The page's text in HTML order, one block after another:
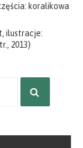
koralikowa
ilustracje:
2013)
SZUKAJ